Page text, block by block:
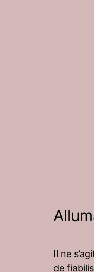
Il ne
de